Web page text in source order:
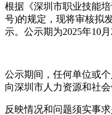
根据《深圳市职业技能
号)的规定，现将审核拟
示。公示期为2025年10月
公示期间，任何单位或
向深圳市人力资源和社
反映情况和问题须实事